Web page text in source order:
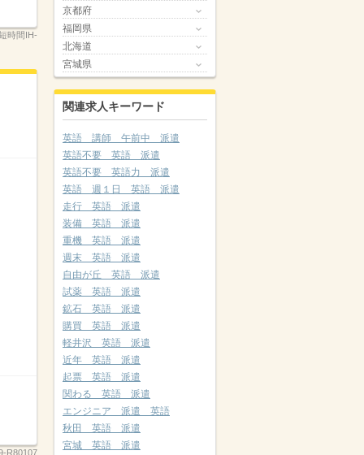
時間IH-
R80107
京都府
福岡県
北海道
宮城県
関連求人キーワード
英語 講師 午前中 派遣
英語不要 英語 派遣
英語不要 英語力 派遣
英語 週１日 英語 派遣
走行 英語 派遣
装備 英語 派遣
重機 英語 派遣
週末 英語 派遣
自由が丘 英語 派遣
試薬 英語 派遣
鉱石 英語 派遣
購買 英語 派遣
軽井沢 英語 派遣
近年 英語 派遣
起票 英語 派遣
関わる 英語 派遣
エンジニア 派遣 英語
秋田 英語 派遣
宮城 英語 派遣